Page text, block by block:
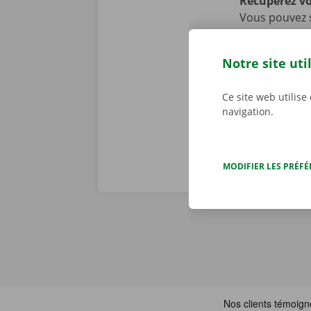
Vous pouvez
Point
transports
Notre site
Ce site web
navigation.
MODIFIER LES